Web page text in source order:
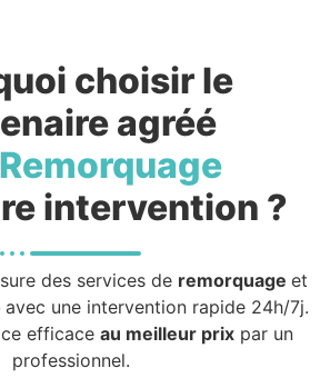
choisir le
agréé
intervention ?
des services de remorquage et
avec une intervention rapide 24h/7j.
efficace au meilleur prixpar un
professionnel.